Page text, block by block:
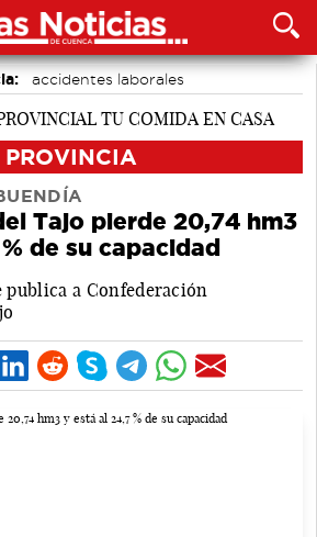
accidentes laborales
PROVINCIA
Tajo pierde 20,74 hm3
de su capacidad
publica a Confederación